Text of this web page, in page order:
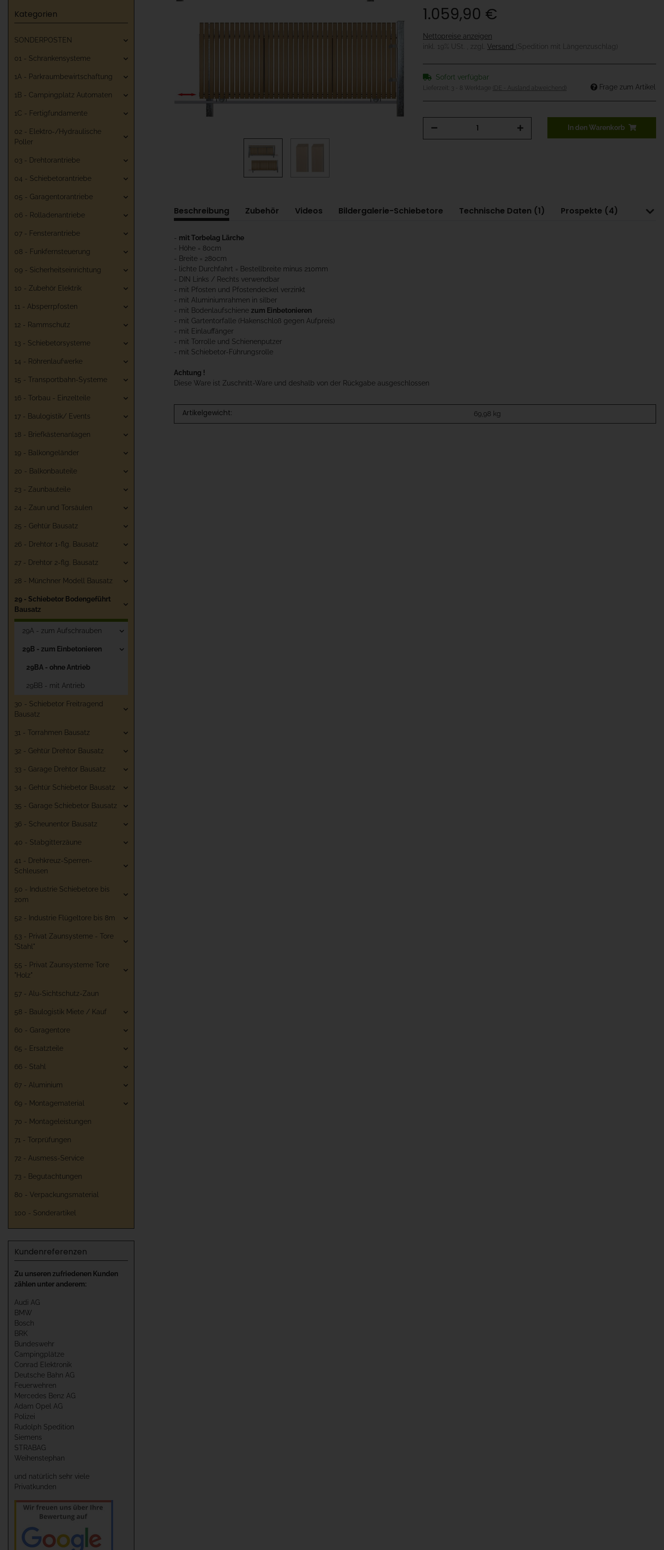
1.059,90 €
Nettopreise anzeigen
inkl. 19% USt. , zzgl. Versand (Spedition mit Längenzuschlag)
Sofort verfügbar
Lieferzeit: 3 - 8 Werktage (DE - Ausland abweichend) Frage zum Artikel
In den Warenkorb
Beschreibung Zubehör Videos Bildergalerie-Schiebetore Technische Daten (1) Prospekte (4)
- mit Torbelag Lärche
- Höhe = 80cm
- Breite = 280cm
- lichte Durchfahrt = Bestellbreite minus 210mm
- DIN Links / Rechts verwendbar
- mit Pfosten und Pfostendeckel verzinkt
- mit Aluminiumrahmen in silber
- mit Bodenlaufschiene zum Einbetonieren
- mit Gartentorfalle (Hakenschloß gegen Aufpreis)
- mit Einlauffänger
- mit Torrolle und Schienenputzer
- mit Schiebetor-Führungsrolle
Achtung !
Diese Ware ist Zuschnitt-Ware und deshalb von der Rückgabe ausgeschlossen
Artikelgewicht: 69,98 kg
Kategorien
SONDERPOSTEN
01 - Schrankensysteme
1A - Parkraumbewirtschaftung
1B - Campingplatz Automaten
1C - Fertigfundamente
02 - Elektro-/Hydraulische
Poller
03 - Drehtorantriebe
04 - Schiebetorantriebe
05 - Garagentorantriebe
06 - Rolladenantriebe
07 - Fensterantriebe
08 - Funkfernsteuerung
09 - Sicherheitseinrichtung
10 - Zubehör Elektrik
11 - Absperrpfosten
12 - Rammschutz
13 - Schiebetorsysteme
14 - Röhrenlaufwerke
15 - Transportbahn-Systeme
16 - Torbau - Einzelteile
17 - Baulogistik/ Events
18 - Briefkästenanlagen
19 - Balkongeländer
20 - Balkonbauteile
23 - Zaunbauteile
24 - Zaun und Torsäulen
25 - Gehtür Bausatz
26 - Drehtor 1-flg. Bausatz
27 - Drehtor 2-flg. Bausatz
28 - Münchner Modell Bausatz
29 - Schiebetor Bodengeführt
Bausatz
29A - zum Aufschrauben
29B - zum Einbetonieren
29BA - ohne Antrieb
29BB - mit Antrieb
30 - Schiebetor Freitragend
Bausatz
31 - Torrahmen Bausatz
32 - Gehtür Drehtor Bausatz
33 - Garage Drehtor Bausatz
34 - Gehtür Schiebetor Bausatz
35 - Garage Schiebetor Bausatz
36 - Scheunentor Bausatz
40 - Stabgitterzäune
41 - Drehkreuz-Sperren-
Schleusen
50 - Industrie Schiebetore bis
20m
52 - Industrie Flügeltore bis 8m
53 - Privat Zaunsysteme - Tore
"Stahl"
55 - Privat Zaunsysteme Tore
"Holz"
57 - Alu-Sichtschutz-Zaun
58 - Baulogistik Miete / Kauf
60 - Garagentore
65 - Ersatzteile
66 - Stahl
67 - Aluminium
69 - Montagematerial
70 - Montageleistungen
71 - Torprüfungen
72 - Ausmess-Service
73 - Begutachtungen
80 - Verpackungsmaterial
100 - Sonderartikel
Kundenreferenzen
Zu unseren zufriedenen Kunden
zählen unter anderem:
Audi AG
BMW
Bosch
BRK
Bundeswehr
Campingplätze
Conrad Elektronik
Deutsche Bahn AG
Feuerwehren
Mercedes Benz AG
Adam Opel AG
Polizei
Rudolph Spedition
Siemens
STRABAG
Weihenstephan
und natürlich sehr viele
Privatkunden